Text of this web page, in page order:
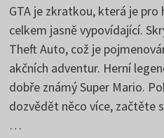
GTA je zkratkou, která je pro
celkem jasně vypovídající.
Theft Auto, což je
akčních adventur. Herní
dobře známý Super Mario.
dozvědět něco více, začtěte
…